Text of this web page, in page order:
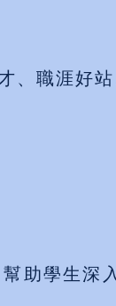
、職涯好
助學生深